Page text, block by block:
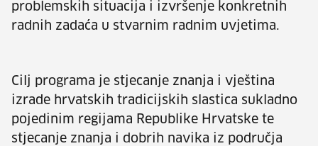
problemskih situacija i izvršenje konkretnih
radnih zadaća u stvarnim radnim uvjetima.
Cilj programa je stjecanje znanja i vještina
izrade hrvatskih tradicijskih slastica sukladno
pojedinim regijama Republike Hrvatske te
stjecanje znanja i dobrih navika iz područja